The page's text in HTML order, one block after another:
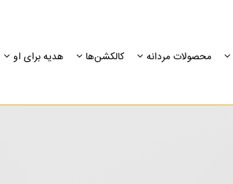
محصولات مردانه کالکشن‌ها هدیه برای او